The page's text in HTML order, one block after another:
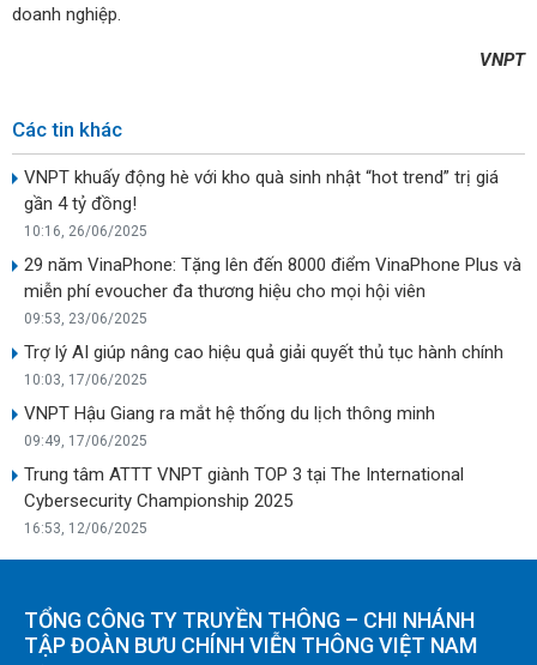
doanh nghiệp.
VNPT
Các tin khác
VNPT khuấy động hè với kho quà sinh nhật “hot trend” trị giá
gần 4 tỷ đồng!
10:16, 26/06/2025
29 năm VinaPhone: Tặng lên đến 8000 điểm VinaPhone Plus và
miễn phí evoucher đa thương hiệu cho mọi hội viên
09:53, 23/06/2025
Trợ lý AI giúp nâng cao hiệu quả giải quyết thủ tục hành chính
10:03, 17/06/2025
VNPT Hậu Giang ra mắt hệ thống du lịch thông minh
09:49, 17/06/2025
Trung tâm ATTT VNPT giành TOP 3 tại The International
Cybersecurity Championship 2025
16:53, 12/06/2025
TỔNG CÔNG TY TRUYỀN THÔNG – CHI NHÁNH
TẬP ĐOÀN BƯU CHÍNH VIỄN THÔNG VIỆT NAM